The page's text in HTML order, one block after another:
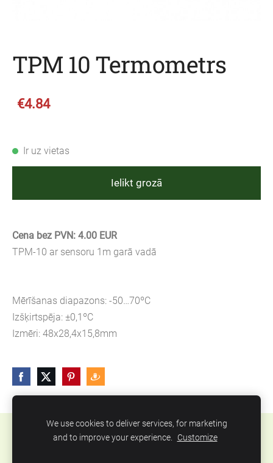
TPM 10 Termometrs
€4.84
Ir uz vietas
Ielikt grozā
Cena bez PVN: 4.00 EUR
TPM-10 ar sensoru 1m garā vadā
Mērīšanas diapazons: -50…70ºC
Izšķirtspēja: ±0,1ºC
Izmēri: 48x28,4x15,8mm
Sīkdatnes
We use cookies to deliver services, for marketing
and to improve your experience. Customize